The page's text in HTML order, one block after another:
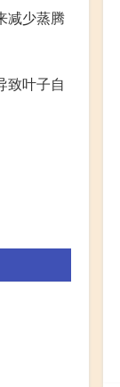
减少蒸腾
致叶子自